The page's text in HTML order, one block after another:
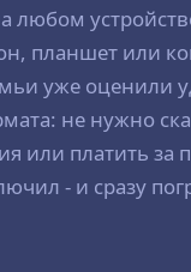
любом
планшет или
уже оценили
не нужно
или платить за
- и сразу